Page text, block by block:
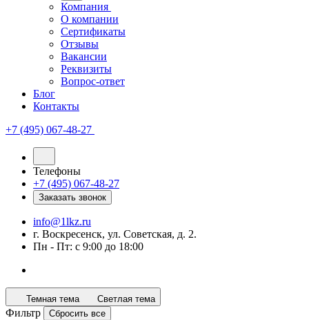
Компания
О компании
Сертификаты
Отзывы
Вакансии
Реквизиты
Вопрос-ответ
Блог
Контакты
+7 (495) 067-48-27
Телефоны
+7 (495) 067-48-27
Заказать звонок
info@1lkz.ru
г. Воскресенск, ул. Советская, д. 2.
Пн - Пт: с 9:00 до 18:00
Темная тема Светлая тема
Фильтр Сбросить все